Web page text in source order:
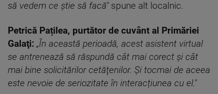
să vedem ce ştie să facă" spune alt localnic.
Petrică Pațilea, purtător de cuvânt al Primăriei
Galaţi: „În această perioadă, acest asistent virtual
se antrenează să răspundă cât mai corect şi cât
mai bine solicitărilor cetăţenilor. Şi tocmai de aceea
este nevoie de seriozitate în interacțiunea cu el."